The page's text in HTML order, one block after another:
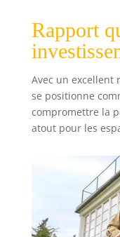
Rapport
Avec un
se positionne
compromettre la
atout pour les